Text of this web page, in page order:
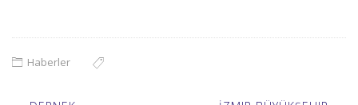
Haberler